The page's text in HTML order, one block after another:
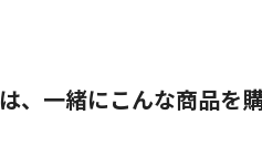
、一緒にこんな商品を購